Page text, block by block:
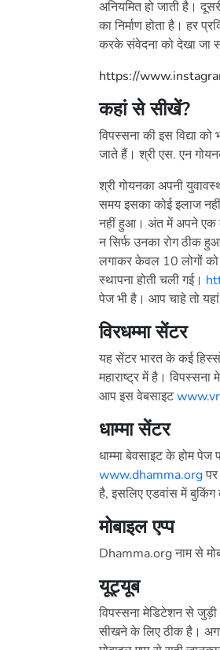
अनियमित हो जाती है।
का निर्माण होता है। हर
करके संवेदना को देखा जा
https://
कहां से सीखें?
विपस्सना की इस विद्या
जाते हैं। श्री एस. एन
श्री गोयनका अपनी
समय इसका कोई इलाज
नहीं हुआ। अंत में अपने एक
न सिर्फ उनका रोग ठीक
लगाकर केवल 10 लोगों को
स्थापना होती चली गई।
पेज भी है। आप चाहे तो
विरधम्मा सेंटर
यह सेंटर भारत के कई
महाराष्ट्र में है।
आप इस वेबसाइट
धाम्मा सेंटर
धाम्मा बेवसाइट के होम
www.dhamma.org
है, इसलिए एडवांस में बुकिंग
मोबाइल एप्प
Dhamma.org नाम से
यूट्यूब
विपस्सना मेडिटेशन से
सीखने के लिए ठीक है।